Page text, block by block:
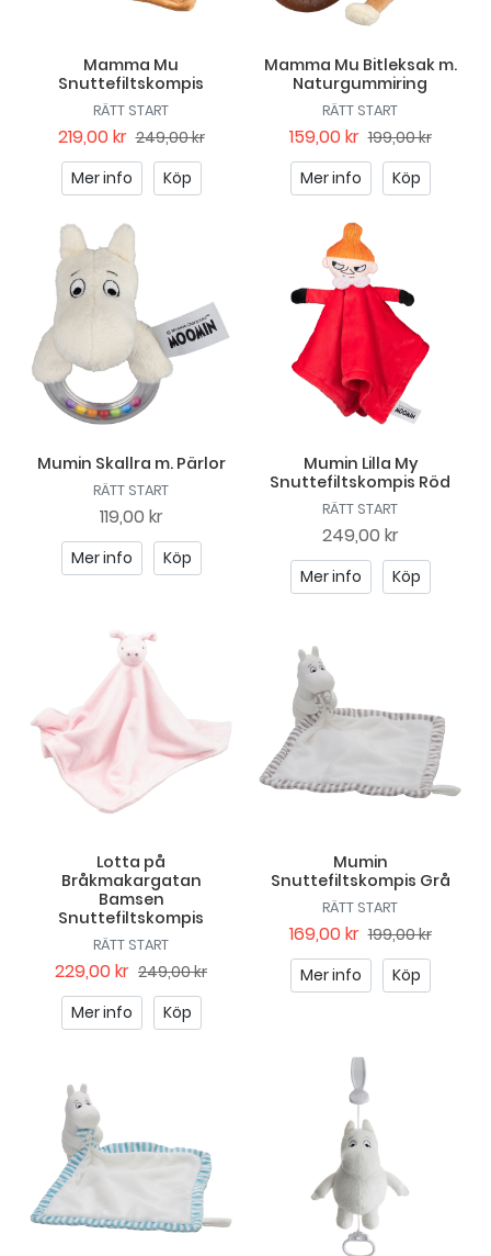
Mamma Mu
Snuttefiltskompis
RÄTT START
219,00 kr 249,00 kr
Mer info
Köp
Mamma Mu Bitleksak m.
Naturgummiring
RÄTT START
159,00 kr 199,00 kr
Mer info
Köp
Mumin Skallra m. Pärlor
RÄTT START
119,00 kr
Mer info Köp
Mumin Lilla My
Snuttefiltskompis Röd
RÄTT START
249,00 kr
Mer info Köp
Lotta på
Bråkmakargatan
Bamsen
Snuttefiltskompis
RÄTT START
229,00 kr 249,00 kr
Mer info
Köp
Mumin
Snuttefiltskompis Grå
RÄTT START
169,00 kr 199,00 kr
Mer info
Köp